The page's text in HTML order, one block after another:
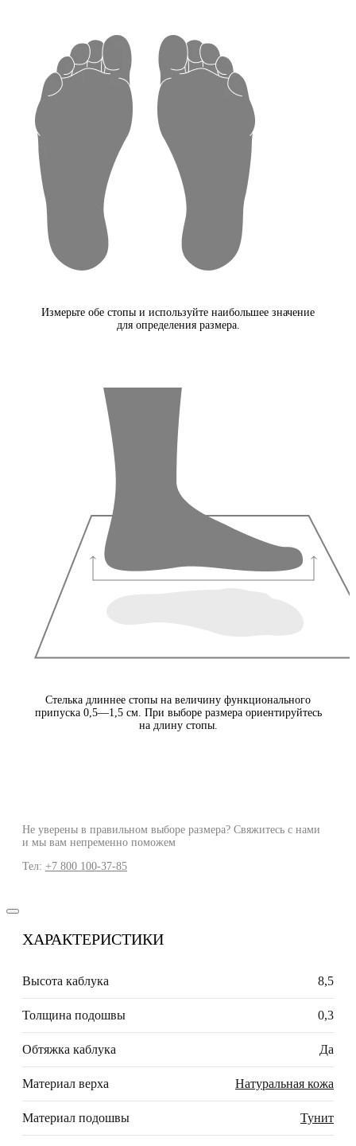
Измерьте обе стопы и используйте наибольшее значение
для определения размера.
Стелька длиннее стопы на величину функционального
припуска 0,5—1,5 см. При выборе размера ориентируйтесь
на длину стопы.
Не уверены в правильном выборе размера? Свяжитесь с нами
и мы вам непременно поможем
Тел: +7 800 100-37-85
ХАРАКТЕРИСТИКИ
Высота каблука 8,5
Толщина подошвы 0,3
Обтяжка каблука Да
Материал верха Натуральная кожа
Материал подошвы Тунит